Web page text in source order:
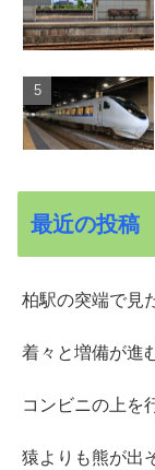
最近の投稿
柏駅の突端で見
着々と増備が進
コンビニの上を
猿よりも熊が出